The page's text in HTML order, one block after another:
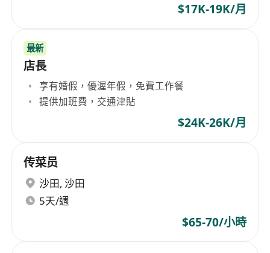
$17K-19K/月
最新
店長
享有婚假，優渥年假，免費工作餐
提供加班費，交通津貼
$24K-26K/月
传菜员
沙田, 沙田
5天/週
$65-70/小時